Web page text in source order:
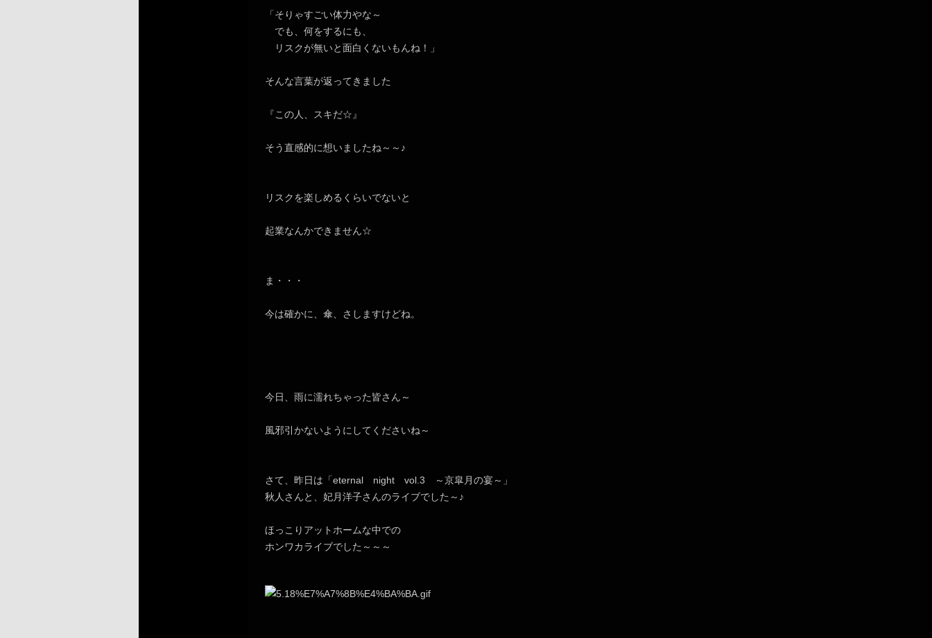
「そりゃすごい体力やな～
でも、何をするにも、
リスクが無いと面白くないもんね！」
そんな言葉が返ってきました
『この人、スキだ☆』
そう直感的に想いましたね～～♪
リスクを楽しめるくらいでないと
起業なんかできません☆
ま・・・
今は確かに、傘、さしますけどね。
今日、雨に濡れちゃった皆さん～
風邪引かないようにしてくださいね～
さて、昨日は「eternal night vol.3 ～京皐月の宴～」
秋人さんと、妃月洋子さんのライブでした～♪
ほっこりアットホームな中での
ホンワカライブでした～～～